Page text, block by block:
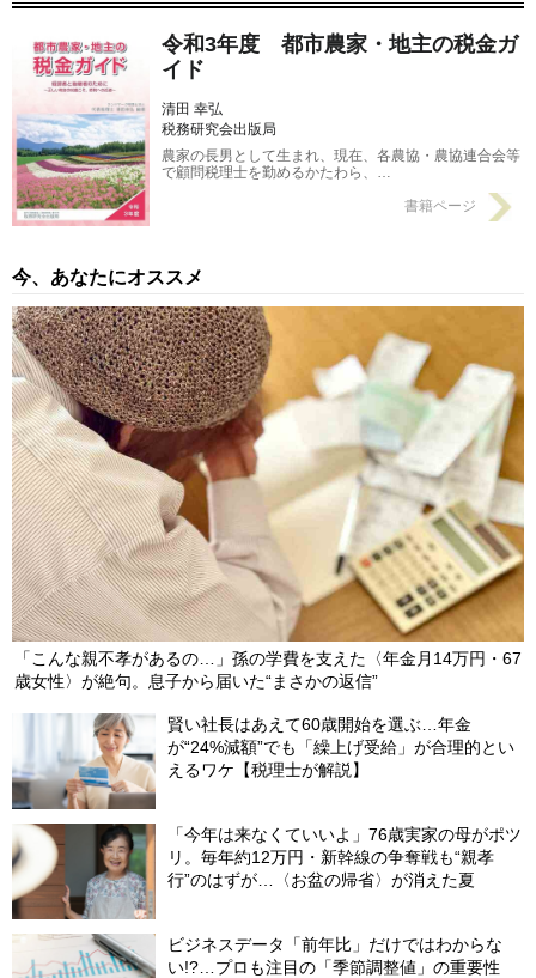
令和3年度 都市農家・地主の税金ガ
イド
清田 幸弘
税務研究会出版局
農家の長男として生まれ、現在、各農協・農協連合会等
で顧問税理士を勤めるかたわら、…
書籍ページ
今、あなたにオススメ
「こんな親不孝があるの…」孫の学費を支えた〈年金月14万円・67
歳女性〉が絶句。息子から届いた“まさかの返信”
賢い社長はあえて60歳開始を選ぶ…年金
が“24%減額”でも「繰上げ受給」が合理的とい
えるワケ【税理士が解説】
「今年は来なくていいよ」76歳実家の母がポツ
リ。毎年約12万円・新幹線の争奪戦も“親孝
行”のはずが…〈お盆の帰省〉が消えた夏
ビジネスデータ「前年比」だけではわからな
い!?…プロも注目の「季節調整値」の重要性